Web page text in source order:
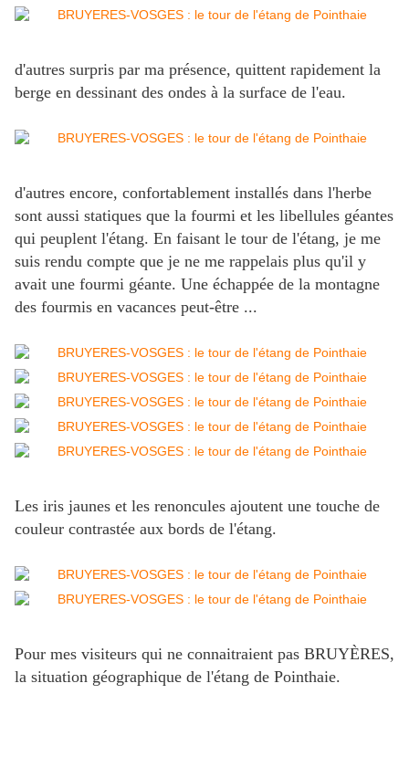
d'autres surpris par ma présence, quittent rapidement la
berge en dessinant des ondes à la surface de l'eau.
d'autres encore, confortablement installés dans l'herbe
sont aussi statiques que la fourmi et les libellules géantes
qui peuplent l'étang. En faisant le tour de l'étang, je me
suis rendu compte que je ne me rappelais plus qu'il y
avait une fourmi géante. Une échappée de la montagne
des fourmis en vacances peut-être ...
Les iris jaunes et les renoncules ajoutent une touche de
couleur contrastée aux bords de l'étang.
Pour mes visiteurs qui ne connaitraient pas BRUYÈRES,
la situation géographique de l'étang de Pointhaie.